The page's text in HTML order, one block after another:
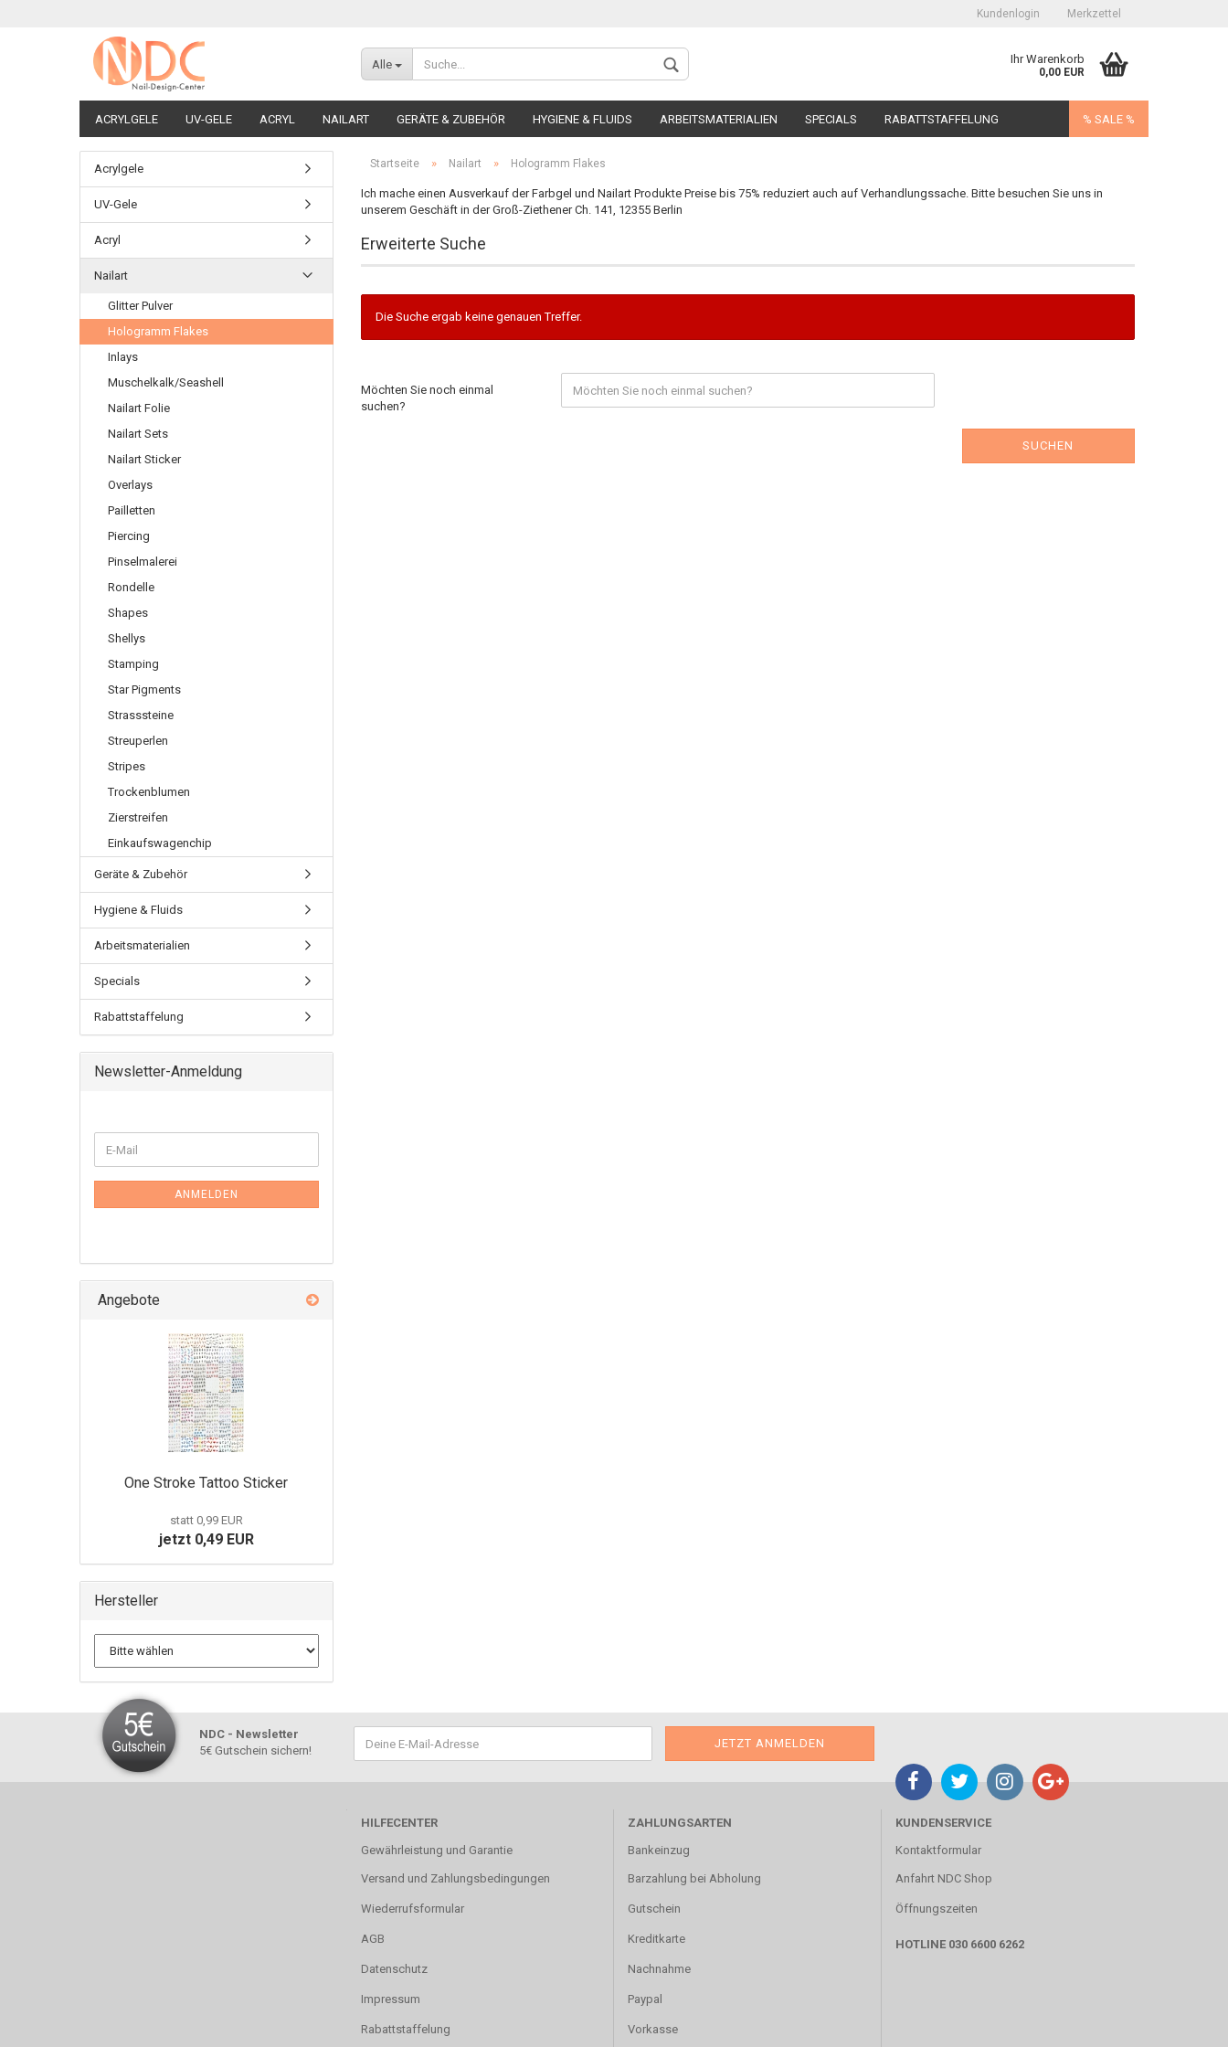
Kundenlogin
Konto erstellen
Passwort vergessen?
Merkzettel
Alle Ihr Warenkorb
0,00 EUR
ACRYLGELE UV-GELE ACRYL NAILART GERÄTE & ZUBEHÖR HYGIENE & FLUIDS ARBEITSMATERIALIEN SPECIALS RABATTSTAFFELUNG % SALE %
Startseite » Nailart » Hologramm Flakes
Ich mache einen Ausverkauf der Farbgel und Nailart Produkte Preise bis 75% reduziert auch auf Verhandlungssache. Bitte besuchen Sie uns in
unserem Geschäft in der Groß-Ziethener Ch. 141, 12355 Berlin
Erweiterte Suche
Die Suche ergab keine genauen Treffer.
Möchten Sie noch einmal
suchen?
SUCHEN
Acrylgele
UV-Gele
Acryl
Nailart
Glitter Pulver
Hologramm Flakes
Inlays
Muschelkalk/Seashell
Nailart Folie
Nailart Sets
Nailart Sticker
Overlays
Pailletten
Piercing
Pinselmalerei
Rondelle
Shapes
Shellys
Stamping
Star Pigments
Strasssteine
Streuperlen
Stripes
Trockenblumen
Zierstreifen
Einkaufswagenchip
Geräte & Zubehör
Hygiene & Fluids
Arbeitsmaterialien
Specials
Rabattstaffelung
Newsletter-Anmeldung
ANMELDEN
Angebote
One Stroke Tattoo Sticker
statt 0,99 EUR
jetzt 0,49 EUR
Hersteller
NDC - Newsletter
5€ Gutschein sichern!
HILFECENTER
Gewährleistung und Garantie
Versand und Zahlungsbedingungen
Wiederrufsformular
AGB
Datenschutz
Impressum
Rabattstaffelung
ZAHLUNGSARTEN
Bankeinzug
Barzahlung bei Abholung
Gutschein
Kreditkarte
Nachnahme
Paypal
Vorkasse
KUNDENSERVICE
Kontaktformular
Anfahrt NDC Shop
Öffnungszeiten
HOTLINE 030 6600 6262